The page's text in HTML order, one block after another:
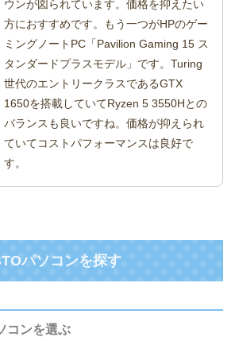
ウンが図られています。価格を抑えたい
方におすすめです。もう一つがHPのゲー
ミングノートPC「Pavilion Gaming 15 ス
タンダードプラスモデル」です。Turing
世代のエントリークラスであるGTX
1650を搭載していてRyzen 5 3550Hとの
バランスも良いですね。価格が抑えられ
ていてコストパフォーマンスは良好で
す。
パソコンを探す
コンを選ぶ